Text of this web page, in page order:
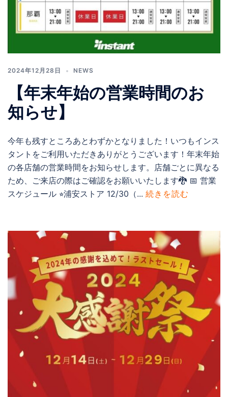
2024年12月28日 NEWS
【年末年始の営業時間のお
知らせ】
今年も残すところあとわずかとなりました！いつもインス
タントをご利用いただきありがとうございます！年末年始
の各店舗の営業時間をお知らせします。店舗ごとに異なる
ため、ご来店の際はご確認をお願いいたします🐉 📅 営業
スケジュール ⭐︎浦安ストア 12/30（... 続きを読む